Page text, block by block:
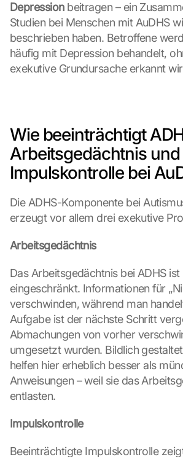
Depression beitragen – ein
Studien bei Menschen mit AuDHS
beschrieben haben. Betroffene
häufig mit Depression behandelt,
exekutive Grundursache erkannt
Wie beeinträchtigt
Arbeitsgedächtnis und
Impulskontrolle bei
Die ADHS-Komponente bei
erzeugt vor allem drei exekutive
Arbeitsgedächtnis
Das Arbeitsgedächtnis bei ADHS ist
eingeschränkt. Informationen für
verschwinden, während man
Aufgabe ist der nächste Schritt
Abmachungen von vorher
umgesetzt wurden. Bildlich
helfen hier erheblich besser als
Anweisungen – weil sie das
entlasten.
Impulskontrolle
Beeinträchtigte Impulskontrolle